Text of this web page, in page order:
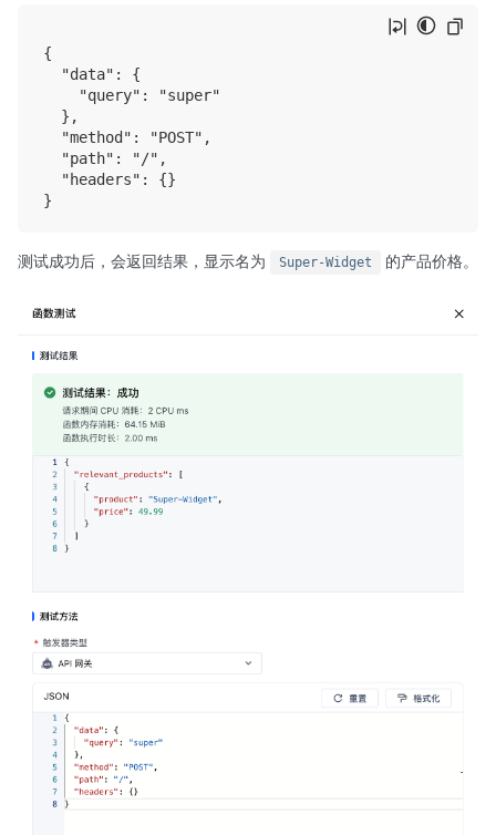
{
  "data": {
    "query": "super"
  },
  "method": "POST",
  "path": "/",
  "headers": {}
测试成功后，会返回结果，显示名为 Super-Widget 的产品价格。